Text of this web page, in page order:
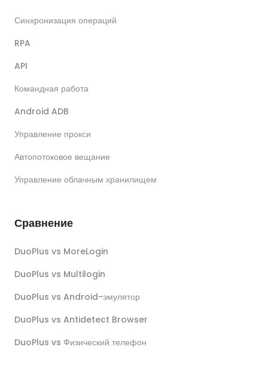
Синхронизация операций
RPA
API
Командная работа
Android ADB
Управление прокси
Автопотоковое вещание
Управление облачным хранилищем
Сравнение
DuoPlus vs MoreLogin
DuoPlus vs Multilogin
DuoPlus vs Android-эмулятор
DuoPlus vs Antidetect Browser
DuoPlus vs Физический телефон